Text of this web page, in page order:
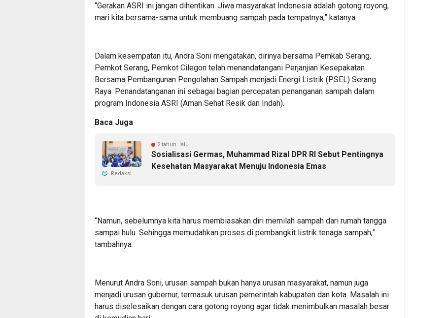
“Gerakan ASRI ini jangan dihentikan. Jiwa masyarakat Indonesia adalah gotong royong,
mari kita bersama-sama untuk membuang sampah pada tempatnya,” katanya.
Dalam kesempatan itu, Andra Soni mengatakan, dirinya bersama Pemkab Serang,
Pemkot Serang, Pemkot Cilegon telah menandatangani Perjanjian Kesepakatan
Bersama Pembangunan Pengolahan Sampah menjadi Energi Listrik (PSEL) Serang
Raya. Penandatanganan ini sebagai bagian percepatan penanganan sampah dalam
program Indonesia ASRI (Aman Sehat Resik dan Indah).
Baca Juga
2 tahun lalu
Sosialisasi Germas, Muhammad Rizal DPR RI Sebut Pentingnya
Kesehatan Masyarakat Menuju Indonesia Emas
Redaksi
“Namun, sebelumnya kita harus membiasakan diri memilah sampah dari rumah tangga
sampai hulu. Sehingga memudahkan proses di pembangkit listrik tenaga sampah,”
tambahnya.
Menurut Andra Soni, urusan sampah bukan hanya urusan masyarakat, namun juga
menjadi urusan gubernur, termasuk urusan pemerintah kabupaten dan kota. Masalah ini
harus diselesaikan dengan cara gotong royong agar tidak menimbulkan masalah besar